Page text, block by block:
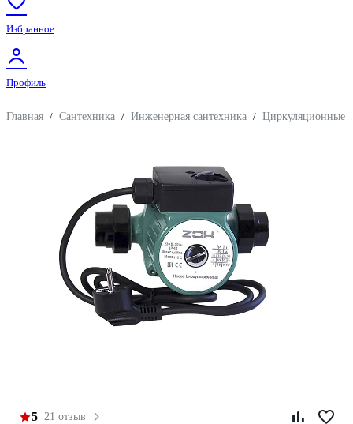
Избранное
Профиль
Главная / Сантехника / Инженерная сантехника / Циркуляционные
5 21 отзыв